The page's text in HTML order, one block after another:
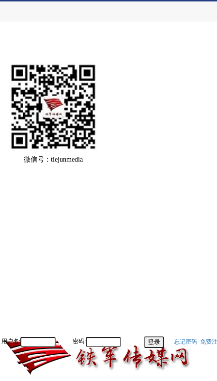
微信号：tiejunmedia
用户名: 密码: 忘记密码 免费